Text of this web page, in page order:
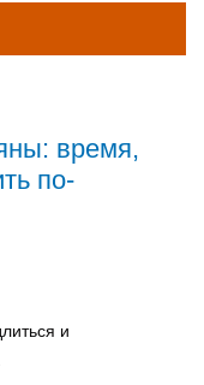
время,
по-
и